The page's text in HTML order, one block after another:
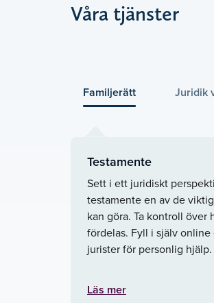
Våra tjänster
Familjerätt Juridik
Testamente
Sett i ett juridiskt
testamente en av de
kan göra. Ta kontroll över
fördelas. Fyll i själv
jurister för personlig hjälp.
Läs mer